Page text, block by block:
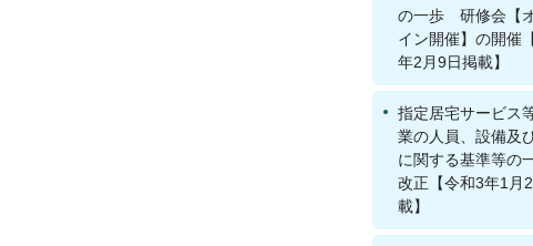
の一歩 研修会【
イン開催】の開催
年2月9日掲載】
指定居宅サービス
業の人員、設備及
に関する基準等の
改正【令和3年1月
載】